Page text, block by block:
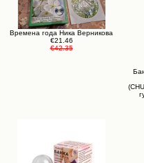
Времена года Ника Верникова
€21.46
€42.35